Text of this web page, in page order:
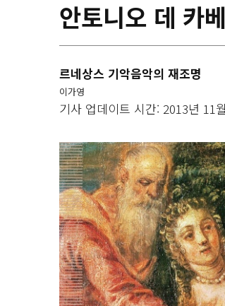
안토니오 데 카
르네상스 기악음악의 재조명
이가영
기사 업데이트 시간: 2013년 11